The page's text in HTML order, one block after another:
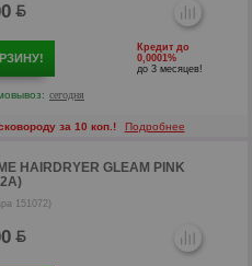
Кредит до
0,0001%
до 3 месяцев!
сегодня
за 10 коп.! Подробнее
HAIRDRYER GLEAM PINK
151072)